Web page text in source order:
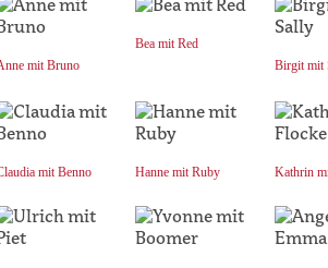
mit Bruno
Bea mit Red
Birgit mit
mit Benno Hanne mit Ruby Kathrin